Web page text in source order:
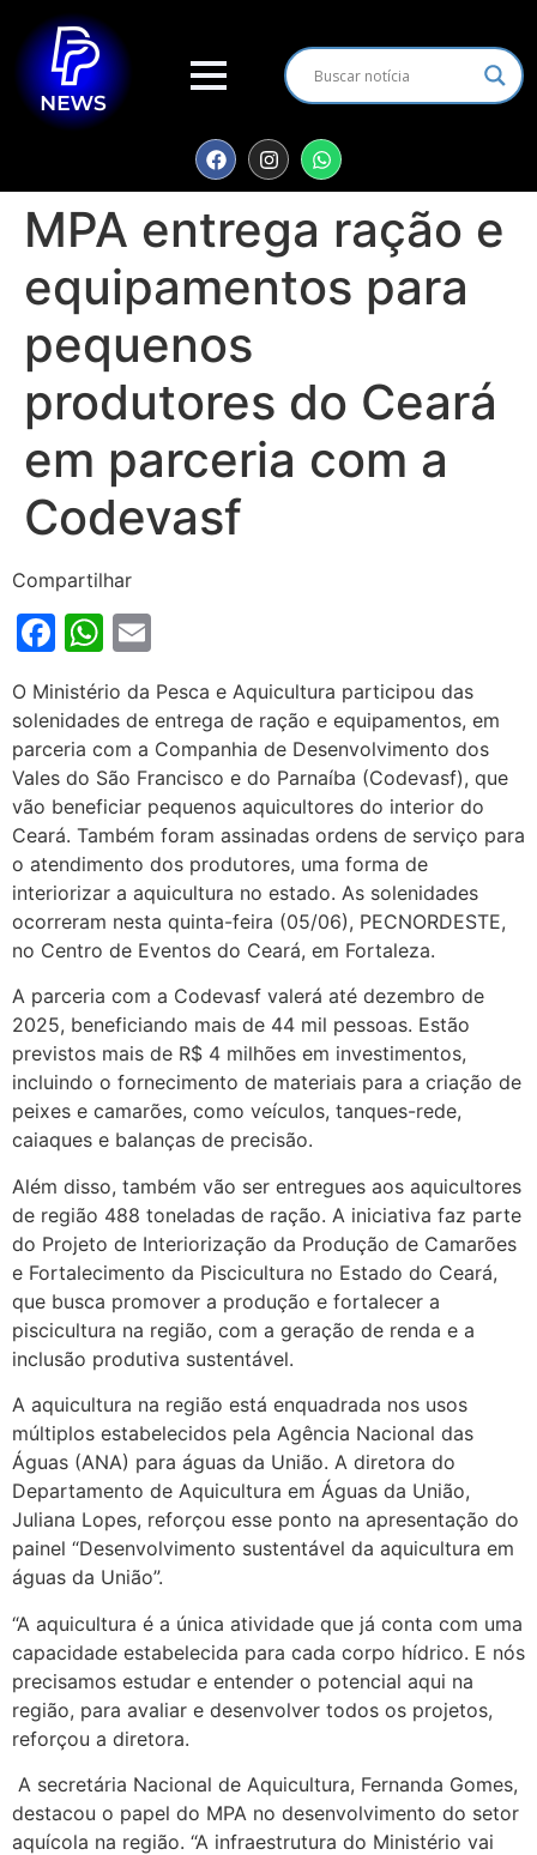
MPA entrega ração e
equipamentos para
pequenos
produtores do Ceará
em parceria com a
Codevasf
Compartilhar
Facebook
WhatsApp
O Ministério da Pesca e Aquicultura participou das
solenidades de entrega de ração e equipamentos, em
parceria com a Companhia de Desenvolvimento dos
Vales do São Francisco e do Parnaíba (Codevasf), que
vão beneficiar pequenos aquicultores do interior do
Ceará. Também foram assinadas ordens de serviço para
o atendimento dos produtores, uma forma de
interiorizar a aquicultura no estado. As solenidades
ocorreram nesta quinta-feira (05/06), PECNORDESTE,
no Centro de Eventos do Ceará, em Fortaleza.
A parceria com a Codevasf valerá até dezembro de
2025, beneficiando mais de 44 mil pessoas. Estão
previstos mais de R$ 4 milhões em investimentos,
incluindo o fornecimento de materiais para a criação de
peixes e camarões, como veículos, tanques-rede,
caiaques e balanças de precisão.
Além disso, também vão ser entregues aos aquicultores
de região 488 toneladas de ração. A iniciativa faz parte
do Projeto de Interiorização da Produção de Camarões
e Fortalecimento da Piscicultura no Estado do Ceará,
que busca promover a produção e fortalecer a
piscicultura na região, com a geração de renda e a
inclusão produtiva sustentável.
A aquicultura na região está enquadrada nos usos
múltiplos estabelecidos pela Agência Nacional das
Águas (ANA) para águas da União. A diretora do
Departamento de Aquicultura em Águas da União,
Juliana Lopes, reforçou esse ponto na apresentação do
painel “Desenvolvimento sustentável da aquicultura em
águas da União”.
“A aquicultura é a única atividade que já conta com uma
capacidade estabelecida para cada corpo hídrico. E nós
precisamos estudar e entender o potencial aqui na
região, para avaliar e desenvolver todos os projetos,
reforçou a diretora.
A secretária Nacional de Aquicultura, Fernanda Gomes,
destacou o papel do MPA no desenvolvimento do setor
aquícola na região. “A infraestrutura do Ministério vai